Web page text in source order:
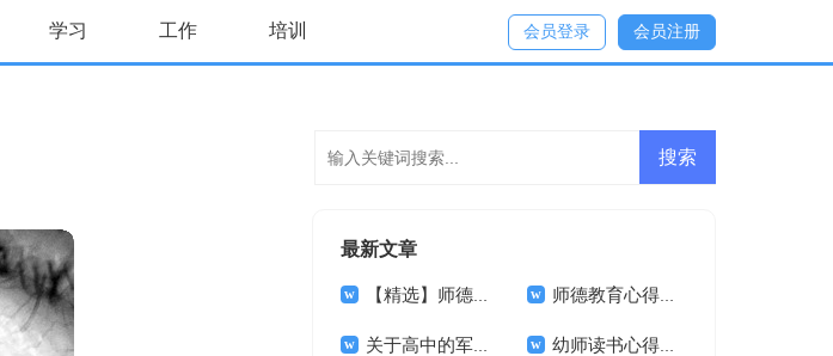
学习 工作 培训 会员登录 会员注册
最新文章
【精选】师德培训心得体会集合五篇 师德教育心得体会模板七篇
关于高中的军训体会(13篇) 幼师读书心得体会(15篇)